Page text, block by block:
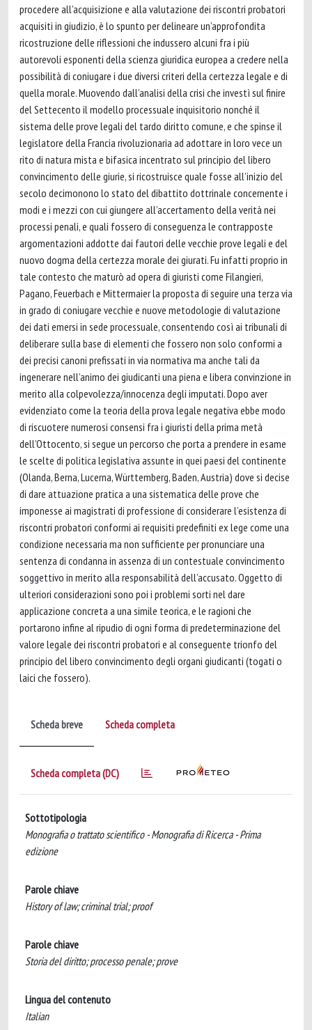
procedere all’acquisizione e alla valutazione dei riscontri probatori
acquisiti in giudizio, è lo spunto per delineare un’approfondita
ricostruzione delle riflessioni che indussero alcuni fra i più
autorevoli esponenti della scienza giuridica europea a credere nella
possibilità di coniugare i due diversi criteri della certezza legale e di
quella morale. Muovendo dall’analisi della crisi che investì sul finire
del Settecento il modello processuale inquisitorio nonché il
sistema delle prove legali del tardo diritto comune, e che spinse il
legislatore della Francia rivoluzionaria ad adottare in loro vece un
rito di natura mista e bifasica incentrato sul principio del libero
convincimento delle giurie, si ricostruisce quale fosse all’inizio del
secolo decimonono lo stato del dibattito dottrinale concernente i
modi e i mezzi con cui giungere all’accertamento della verità nei
processi penali, e quali fossero di conseguenza le contrapposte
argomentazioni addotte dai fautori delle vecchie prove legali e del
nuovo dogma della certezza morale dei giurati. Fu infatti proprio in
tale contesto che maturò ad opera di giuristi come Filangieri,
Pagano, Feuerbach e Mittermaier la proposta di seguire una terza via
in grado di coniugare vecchie e nuove metodologie di valutazione
dei dati emersi in sede processuale, consentendo così ai tribunali di
deliberare sulla base di elementi che fossero non solo conformi a
dei precisi canoni prefissati in via normativa ma anche tali da
ingenerare nell’animo dei giudicanti una piena e libera convinzione in
merito alla colpevolezza/innocenza degli imputati. Dopo aver
evidenziato come la teoria della prova legale negativa ebbe modo
di riscuotere numerosi consensi fra i giuristi della prima metà
dell’Ottocento, si segue un percorso che porta a prendere in esame
le scelte di politica legislativa assunte in quei paesi del continente
(Olanda, Berna, Lucerna, Württemberg, Baden, Austria) dove si decise
di dare attuazione pratica a una sistematica delle prove che
imponesse ai magistrati di professione di considerare l’esistenza di
riscontri probatori conformi ai requisiti predefiniti ex lege come una
condizione necessaria ma non sufficiente per pronunciare una
sentenza di condanna in assenza di un contestuale convincimento
soggettivo in merito alla responsabilità dell’accusato. Oggetto di
ulteriori considerazioni sono poi i problemi sorti nel dare
applicazione concreta a una simile teorica, e le ragioni che
portarono infine al ripudio di ogni forma di predeterminazione del
valore legale dei riscontri probatori e al conseguente trionfo del
principio del libero convincimento degli organi giudicanti (togati o
laici che fossero).
Scheda breve Scheda completa
Scheda completa (DC)
Sottotipologia
Monografia o trattato scientifico - Monografia di Ricerca - Prima
edizione
Parole chiave
History of law; criminal trial; proof
Parole chiave
Storia del diritto; processo penale; prove
Lingua del contenuto
Italian